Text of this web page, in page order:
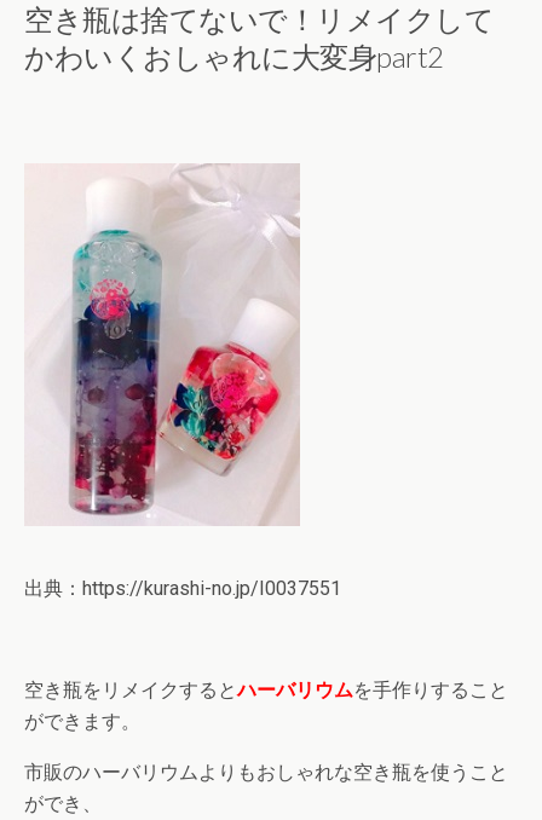
空き瓶は捨てないで！リメイクして
かわいくおしゃれに大変身part2
出典：https://kurashi-no.jp/I0037551
空き瓶をリメイクするとハーバリウムを手作りすること
ができます。
市販のハーバリウムよりもおしゃれな空き瓶を使うこと
ができ、